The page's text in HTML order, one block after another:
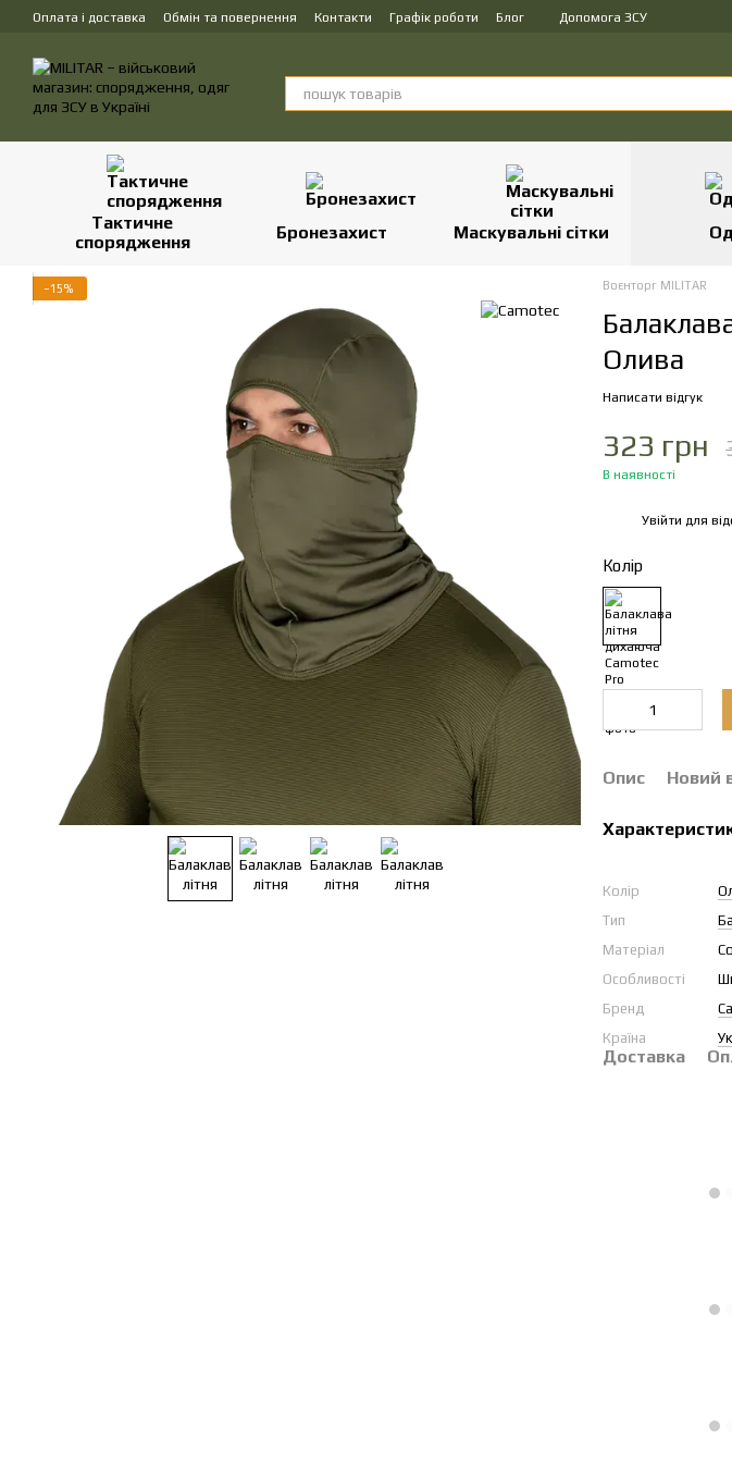
Перейти до основного контенту
Оплата і доставка Обмін та повернення Контакти Графік роботи Блог Допомога ЗСУ
Тактичне
спорядження
Бронезахист Маскувальні сітки
−15% Воєнторг MILITAR
Олива
Написати відгук
323 грн
В наявності
Увійти для
Колір
Опис Новий
Колір
Тип
Матеріал
Особливості
Бренд
Країна
Доставка